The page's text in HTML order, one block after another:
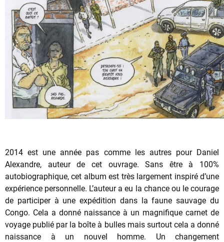
2014 est une année pas comme les autres pour Daniel
Alexandre, auteur de cet ouvrage. Sans être à 100%
autobiographique, cet album est très largement inspiré d’une
expérience personnelle. L’auteur a eu la chance ou le courage
de participer à une expédition dans la faune sauvage du
Congo. Cela a donné naissance à un magnifique carnet de
voyage publié par la boîte à bulles mais surtout cela a donné
naissance à un nouvel homme. Un changement